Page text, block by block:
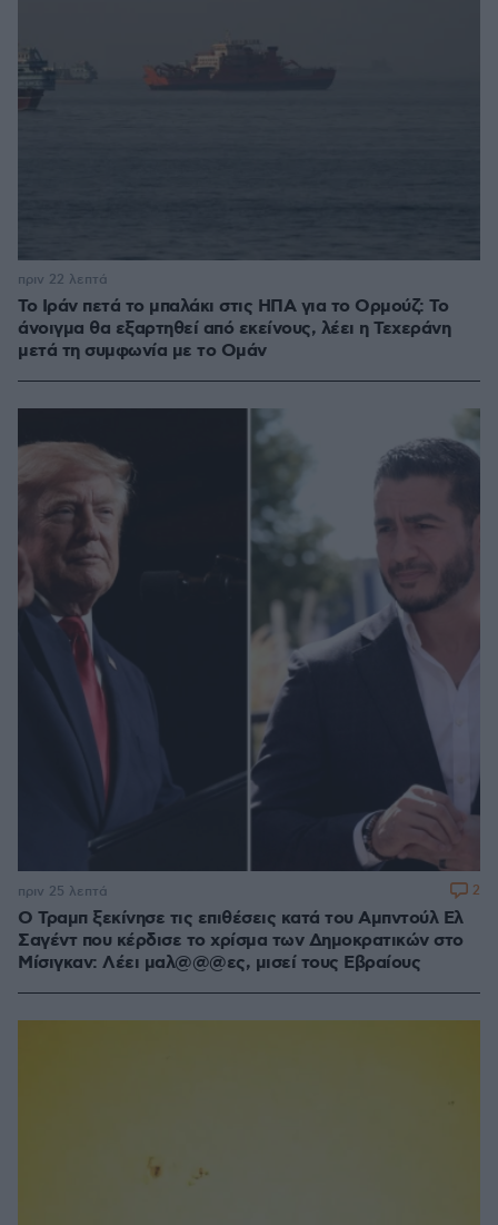
Το Ιράν πετά το μπαλάκι στις ΗΠΑ για το Ορμούζ: Το
άνοιγμα θα εξαρτηθεί από εκείνους, λέει η Τεχεράνη
μετά τη συμφωνία με το Ομάν
πριν 22 λεπτά
O Τραμπ ξεκίνησε τις επιθέσεις κατά του Αμπντούλ Ελ
Σαγέντ που κέρδισε το χρίσμα των Δημοκρατικών στο
Μίσιγκαν: Λέει μαλ@@@ες, μισεί τους Εβραίους
πριν 25 λεπτά 2